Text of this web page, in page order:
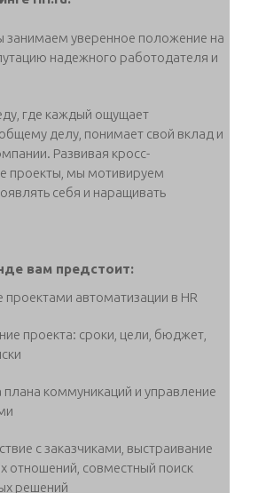
занимаем уверенное положение на
надежного работодателя и
где каждый ощущает
делу, понимает свой вклад и
Развивая кросс-
проекты, мы мотивируем
себя и наращивать
вам предстоит:
проектами автоматизации в HR
проекта: сроки, цели, бюджет,
плана коммуникаций и управление
с заказчиками, выстраивание
отношений, совместный поиск
решений